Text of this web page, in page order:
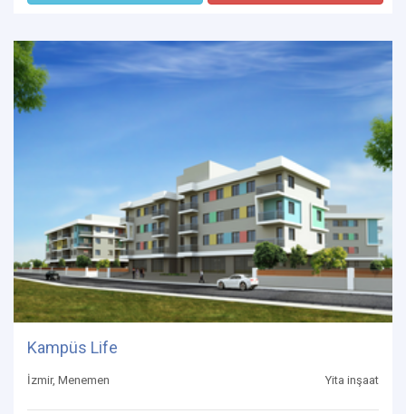
Kampüs Life
İzmir, Menemen Yita inşaat